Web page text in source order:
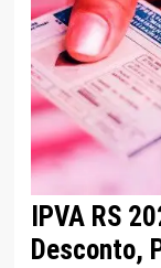
IPVA RS
Desconto,